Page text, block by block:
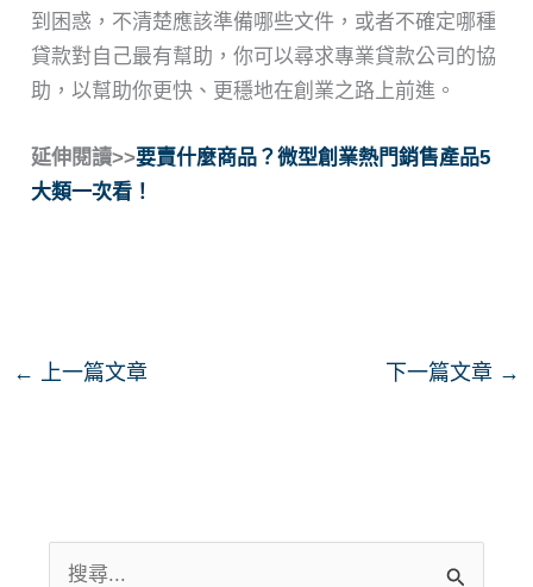
到困惑，不清楚應該準備哪些文件，或者不確定哪種
貸款對自己最有幫助，你可以尋求專業貸款公司的協
助，以幫助你更快、更穩地在創業之路上前進。
延伸閱讀>>要賣什麼商品？微型創業熱門銷售產品5
大類一次看！
← 上一篇文章 下一篇文章 →